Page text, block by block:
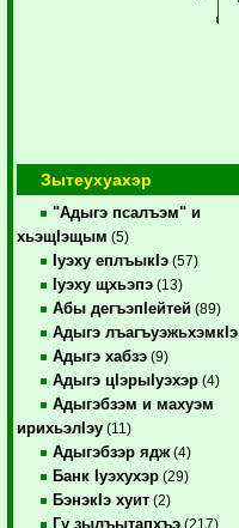
Зытеухуахэр
"Адыгэ псалъэм" и
хьэщIэщым (5)
Iуэху еплъыкIэ (57)
Iуэху щхьэпэ (13)
Абы дегъэпIейтей (89)
Адыгэ лъагъуэжьхэмкIэ
Адыгэ хабзэ (9)
Адыгэ цIэрыIуэхэр (4)
Адыгэбзэм и махуэм
ирихьэлIэу (11)
Адыгэбзэр ядж (4)
Банк Iуэхухэр (29)
БэнэкIэ хуит (2)
Гу зылъытапхъэ (217)